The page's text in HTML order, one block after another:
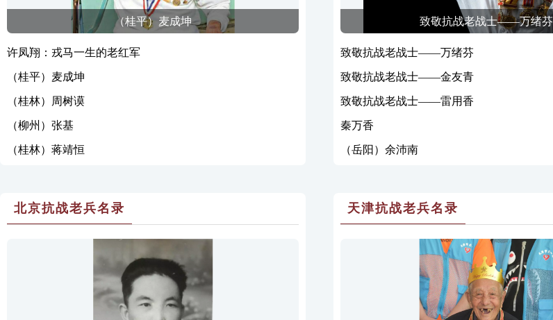
（桂平）麦成坤
许凤翔：戎马一生的老红军
（桂平）麦成坤
（桂林）周树谟
（柳州）张基
（桂林）蒋靖恒
致敬抗战老战士——万绪芬
致敬抗战老战士——万绪芬
致敬抗战老战士——金友青
致敬抗战老战士——雷用香
秦万香
（岳阳）余沛南
北京抗战老兵名录 天津抗战老兵名录